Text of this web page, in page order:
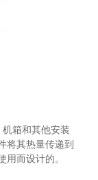
将其热量传递到
而设计的。